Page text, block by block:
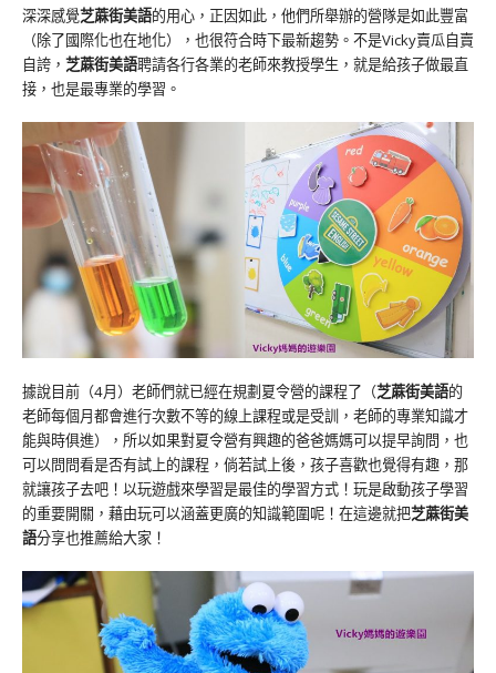
深深感覺芝蔴街美語的用心，正因如此，他們所舉辦的營隊是如此豐富
（除了國際化也在地化），也很符合時下最新趨勢。不是Vicky賣瓜自賣
自誇， 芝蔴街美語聘請各行各業的老師來教授學生，就是給孩子做最直
接，也是最專業的學習。
據說目前（4月）老師們就已經在規劃夏令營的課程了（芝蔴街美語的
老師每個月都會進行次數不等的線上課程或是受訓，老師的專業知識才
能與時俱進），所以如果對夏令營有興趣的爸爸媽媽可以提早詢問，也
可以問問看是否有試上的課程，倘若試上後，孩子喜歡也覺得有趣，那
就讓孩子去吧！以玩遊戲來學習是最佳的學習方式！玩是啟動孩子學習
的重要開關，藉由玩可以涵蓋更廣的知識範圍呢！在這邊就把芝蔴街美
語分享也推薦給大家！